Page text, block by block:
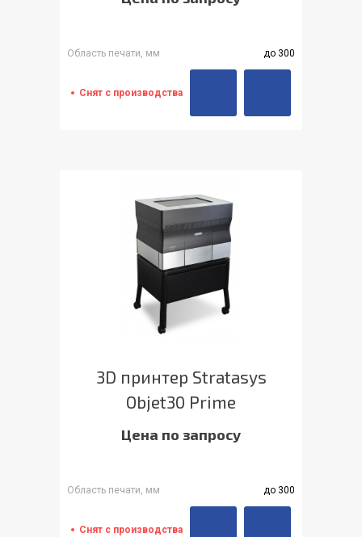
Область печати, мм до 300
Снят с производства
3D принтер Stratasys
Objet30 Prime
Цена по запросу
Область печати, мм до 300
Снят с производства